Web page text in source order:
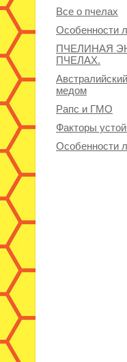
Все о пчелах
Особенности
ПЧЕЛИНАЯ
ПЧЕЛАХ.
медом
Рапс и ГМО
Факторы
Особенности